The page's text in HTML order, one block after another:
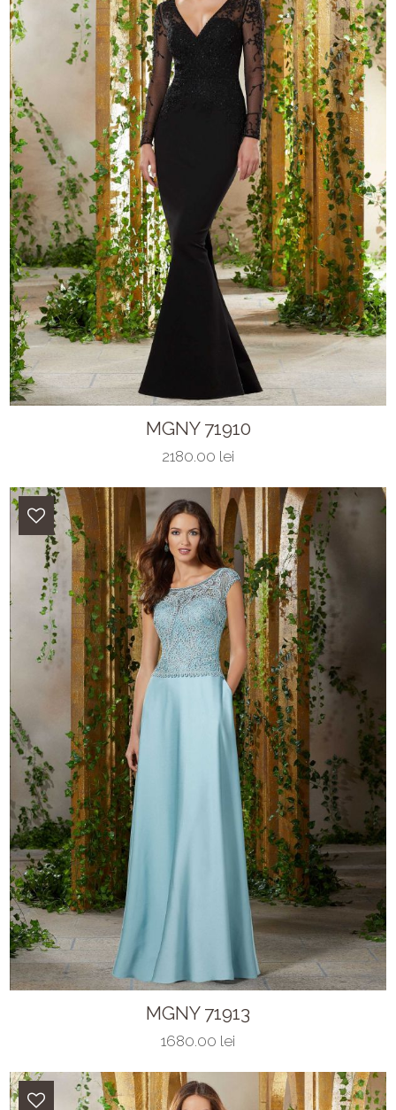
MGNY 71910
2180.00 lei
MGNY 71913
1680.00 lei